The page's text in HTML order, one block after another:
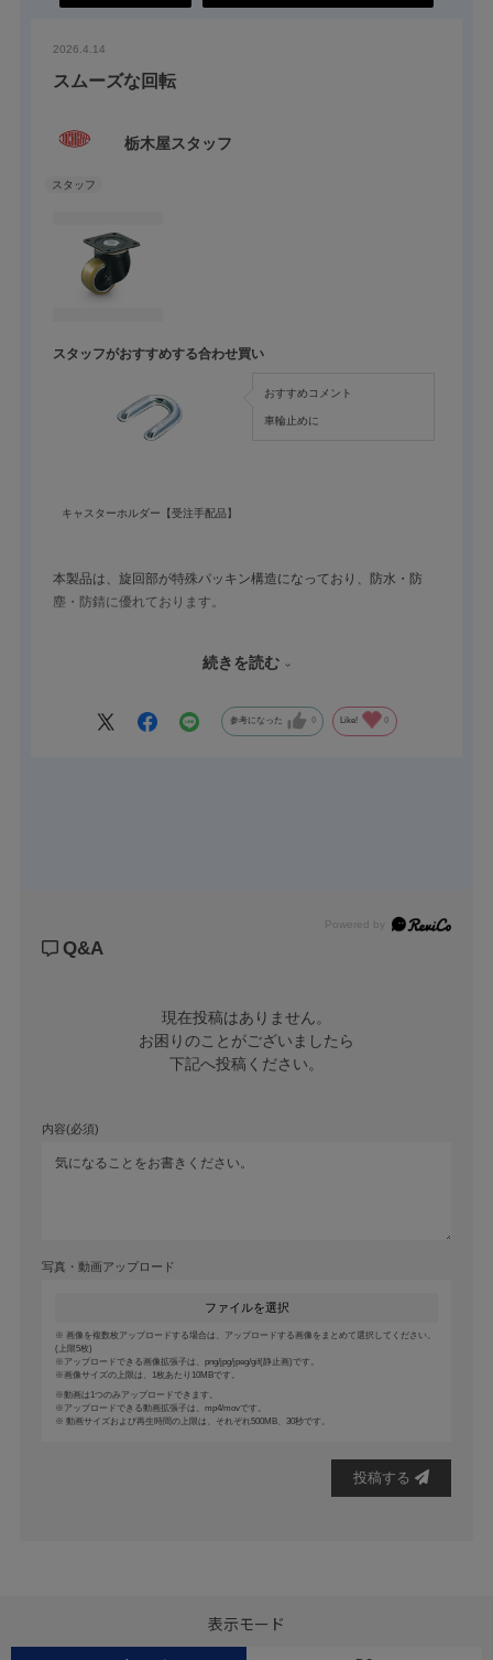
2026.4.14
スムーズな回転
栃木屋スタッフ
スタッフがおすすめする合わせ買い
キャスターホルダー【受注手配品】
おすすめコメント
車輪止めに
本製品は、旋回部が特殊パッキン構造になっており、防水・防
塵・防錆に優れております。
使用しておりますので、床に傷がつきにくく、積載物にも優しい
工場内で使用する台車や装置の足回りにオススメです。
続きを読む
参考になった 0 Like! 0
Powered by
Q&A
現在投稿はありません。
お困りのことがございましたら
下記へ投稿ください。
内容(必須)
写真・動画アップロード
ファイルを選択
画像を複数枚アップロードする場合は、アップロードする画像をまとめて選択してください。
(上限5枚)
アップロードできる画像拡張子は、png/jpg/jpeg/gif(静止画)です。
画像サイズの上限は、1枚あたり10MBです。
動画は1つのみアップロードできます。
アップロードできる動画拡張子は、mp4/movです。
動画サイズおよび再生時間の上限は、それぞれ500MB、30秒です。
投稿する
表示モード